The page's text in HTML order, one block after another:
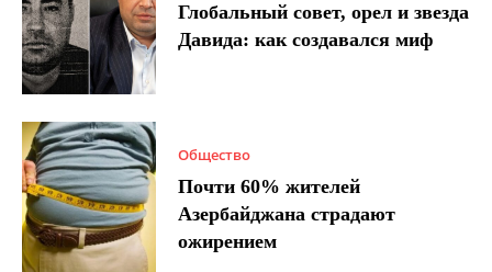
Глобальный совет, орел и звезда
Давида: как создавался миф
Общество
Почти 60% жителей
Азербайджана страдают
ожирением